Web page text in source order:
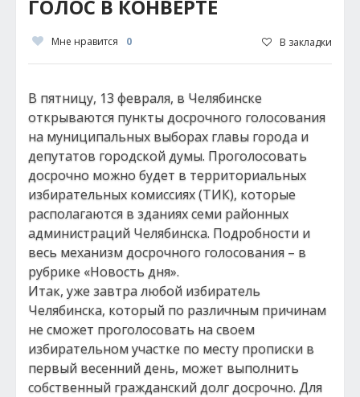
ГОЛОС В КОНВЕРТЕ
Мне нравится 0 В закладки
В пятницу, 13 февраля, в Челябинске
открываются пункты досрочного голосования
на муниципальных выборах главы города и
депутатов городской думы. Проголосовать
досрочно можно будет в территориальных
избирательных комиссиях (ТИК), которые
располагаются в зданиях семи районных
администраций Челябинска. Подробности и
весь механизм досрочного голосования – в
рубрике «Новость дня».
Итак, уже завтра любой избиратель
Челябинска, который по различным причинам
не сможет проголосовать на своем
избирательном участке по месту прописки в
первый весенний день, может выполнить
собственный гражданский долг досрочно. Для